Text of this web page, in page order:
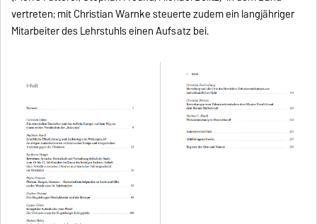
vertreten; mit Christian Warnke steuerte zudem ein langjähriger
Mitarbeiter des Lehrstuhls einen Aufsatz bei.